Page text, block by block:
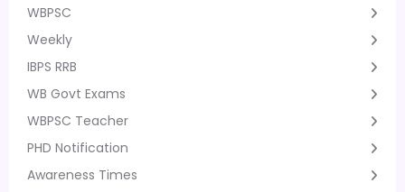
WBPSC
Weekly
IBPS RRB
WB Govt Exams
WBPSC Teacher
PHD Notification
Awareness Times